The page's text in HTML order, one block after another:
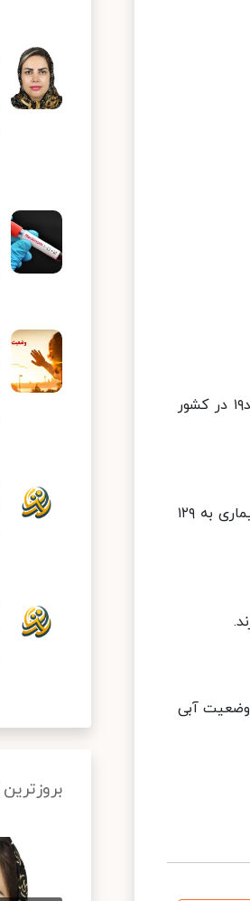
از دیروز تا امروز ۴ آذر ۱۴۰۰ و بر اساس معیارهای قطعی تشخیصی، ۴ هزار و ۸۵۰ بیمار جدید مبتلا به کووید۱۹ در کشور
متاسفانه در طول ۲۴ ساعت گذشته، ۹۶ بیمار کووید۱۹ جان خود را از دست دادند و مجموع جان باختگان این بیماری به ۱۲۹
وضعیت نارنجی، ۲۳۶ شهر در وضعیت زرد و ۱۴۶ شهر در وضعیت آبی
بروزترین